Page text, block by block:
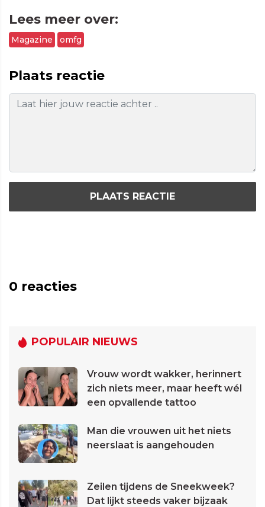
Lees meer over:
Magazine omfg
Plaats reactie
PLAATS REACTIE
0 reacties
POPULAIR NIEUWS
Vrouw wordt wakker, herinnert
zich niets meer, maar heeft wél
een opvallende tattoo
Man die vrouwen uit het niets
neerslaat is aangehouden
Zeilen tijdens de Sneekweek?
Dat lijkt steeds vaker bijzaak